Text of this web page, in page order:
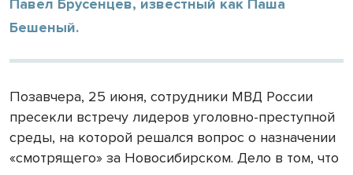
Павел Брусенцев, известный как Паша
Бешеный.
Позавчера, 25 июня, сотрудники МВД России
пресекли встречу лидеров уголовно-преступной
среды, на которой решался вопрос о назначении
«смотрящего» за Новосибирском. Дело в том, что